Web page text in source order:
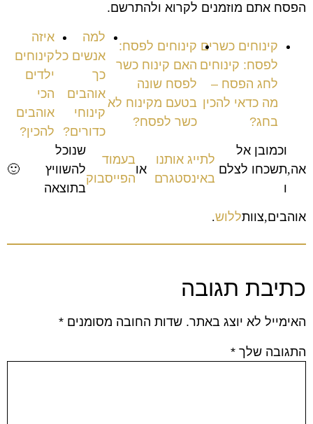
הפסח אתם מוזמנים לקרוא ולהתרשם.
קינוחים כשרים
לפסח: קינוחים
לחג הפסח –
מה כדאי להכין
בחג?
קינוחים לפסח:
האם קינוח כשר
לפסח שונה
בטעם מקינוח לא
כשר לפסח?
למה
אנשים כל
כך
אוהבים
קינוחי
כדורים?
איזה
קינוחים
ילדים
הכי
אוהבים
להכין?
אה,
וכמובן אל
תשכחו לצלם
ו
לתייג אותנו
באינסטגרם
או
בעמוד
הפייסבוק
שנוכל
להשוויץ
בתוצאה
🙂
אוהבים,צוותללוש.
כתיבת תגובה
האימייל לא יוצג באתר. שדות החובה מסומנים *
התגובה שלך *